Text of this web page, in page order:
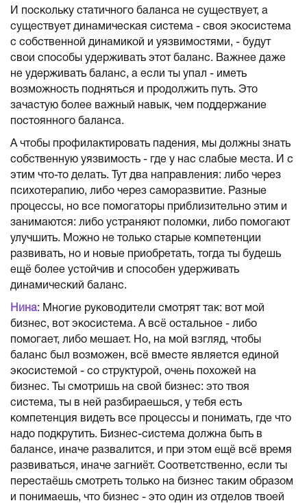
И поскольку статичного баланса не существует, а
существует динамическая система - своя экосистема
с собственной динамикой и уязвимостями, - будут
свои способы удерживать этот баланс. Важнее даже
не удерживать баланс, а если ты упал - иметь
возможность подняться и продолжить путь. Это
зачастую более важный навык, чем поддержание
постоянного баланса.
А чтобы профилактировать падения, мы должны знать
собственную уязвимость - где у нас слабые места. И с
этим что-то делать. Тут два направления: либо через
психотерапию, либо через саморазвитие. Разные
процессы, но все помогаторы приблизительно этим и
занимаются: либо устраняют поломки, либо помогают
улучшить. Можно не только старые компетенции
развивать, но и новые приобретать, тогда ты будешь
ещё более устойчив и способен удерживать
динамический баланс.
Нина: Многие руководители смотрят так: вот мой
бизнес, вот экосистема. А всё остальное - либо
помогает, либо мешает. Но, на мой взгляд, чтобы
баланс был возможен, всё вместе является единой
экосистемой - со структурой, очень похожей на
бизнес. Ты смотришь на свой бизнес: это твоя
система, ты в ней разбираешься, у тебя есть
компетенция видеть все процессы и понимать, где что
надо подкрутить. Бизнес-система должна быть в
балансе, иначе развалится, и при этом ещё всё время
развиваться, иначе загниёт. Соответственно, если ты
перестаёшь смотреть только на бизнес таким образом
и понимаешь, что бизнес - это один из отделов твоей